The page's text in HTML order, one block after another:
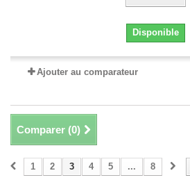
Disponible
Ajouter au comparateur
Comparer (0)
1 2 3 4 5 ... 8